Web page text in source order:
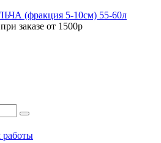
заказе от 1500р
работы